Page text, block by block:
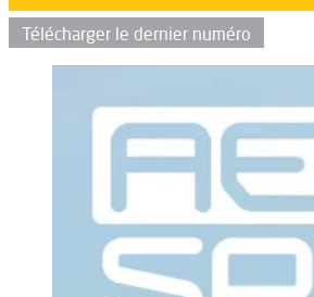
Télécharger le dernier numéro